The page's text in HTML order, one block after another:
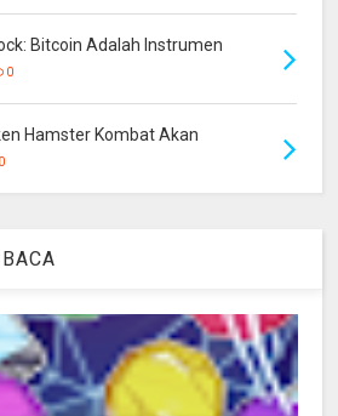
Bitcoin Adalah Instrumen
0
Hamster Kombat Akan
0